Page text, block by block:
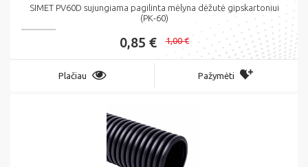
SIMET PV60D sujungiama pagilinta mėlyna dėžutė gipskartoniui
(PK-60)
0,85 € 1,00 €
Plačiau Pažymėti